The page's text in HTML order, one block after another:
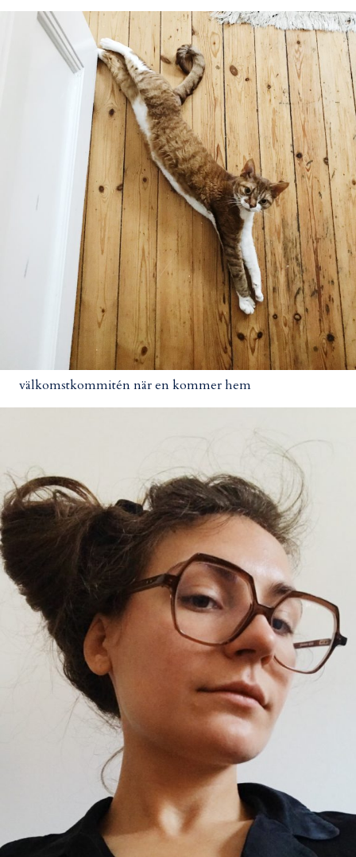
välkomstkommitén när en kommer hem